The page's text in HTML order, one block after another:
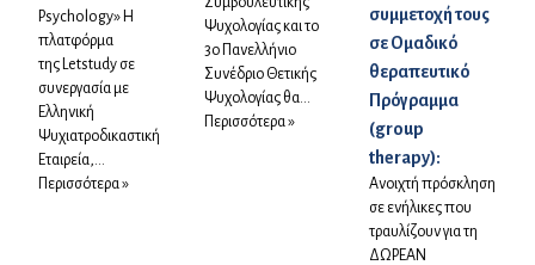
Psychology» Η
πλατφόρμα
της Letstudy σε
συνεργασία με
Ελληνική
Ψυχιατροδικαστική
Εταιρεία,...
Περισσότερα »
Ψυχολογίας και το
3ο Πανελλήνιο
Συνέδριο Θετικής
Ψυχολογίας θα...
Περισσότερα »
συμμετοχή τους
σε Ομαδικό
θεραπευτικό
Πρόγραμμα
(group
therapy):
Ανοιχτή πρόσκληση
σε ενήλικες που
τραυλίζουν για τη
ΔΩΡΕΑΝ